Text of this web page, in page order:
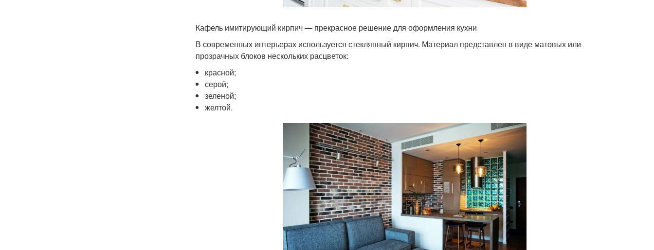
Кафель имитирующий кирпич — прекрасное решение для оформления кухни
В современных интерьерах используется стеклянный кирпич. Материал представлен в виде матовых или
прозрачных блоков нескольких расцветок:
красной;
серой;
зеленой;
желтой.